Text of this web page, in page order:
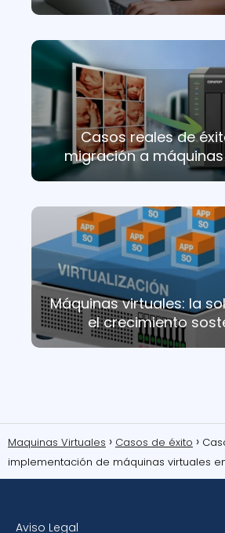
Casos reales de
migración a
Máquinas virtuales: la
el crecimiento
Maquinas Virtuales Casos de éxito
implementación de máquinas virtuales
Aviso Legal